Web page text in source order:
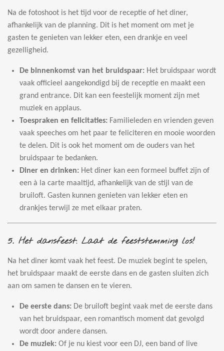
Na de fotoshoot is het tijd voor de receptie of het diner,
afhankelijk van de planning. Dit is het moment om met je
gasten te genieten van lekker eten, een drankje en veel
gezelligheid.
De binnenkomst van het bruidspaar: Het bruidspaar wordt
vaak officieel aangekondigd bij de receptie en maakt een
grand entrance. Dit kan een feestelijk moment zijn met
muziek en applaus.
Toespraken en felicitaties: Familieleden en vrienden geven
vaak speeches om het paar te feliciteren en mooie woorden
te delen. Dit is ook het moment om de ouders van het
bruidspaar te bedanken.
Diner en drinken: Het diner kan een formeel buffet zijn of
een à la carte maaltijd, afhankelijk van de stijl van de
bruiloft. Gasten kunnen genieten van lekker eten en
drankjes terwijl ze met elkaar praten.
5. Het dansfeest: Laat de feeststemming los!
Na het diner komt vaak het feest. De muziek begint te spelen,
het bruidspaar maakt de eerste dans en de gasten sluiten zich
aan om samen te dansen en te vieren.
De eerste dans: De bruiloft begint vaak met de eerste dans
van het bruidspaar, een romantisch moment dat gevolgd
wordt door andere dansen.
De muziek: Of je nu kiest voor een DJ, een band of live